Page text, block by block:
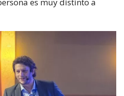
es muy distinto a